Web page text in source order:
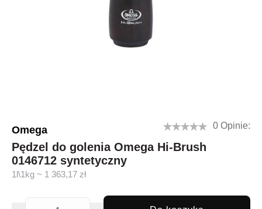
Omega 0 Opinie:
Pędzel do golenia Omega Hi-Brush
0146712 syntetyczny
1l\1kg ~ 1 363,17 zł